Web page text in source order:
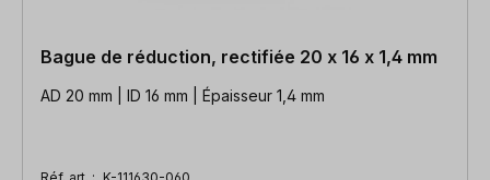
Bague de réduction, rectifiée 20 x 16 x 1,4 mm
AD 20 mm | ID 16 mm | Épaisseur 1,4 mm